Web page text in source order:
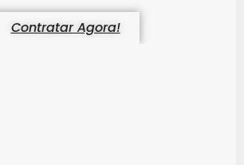
Contratar Agora!